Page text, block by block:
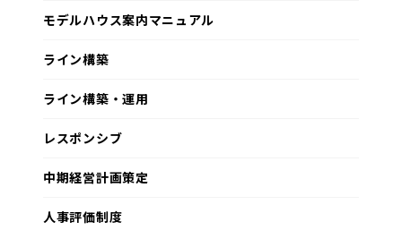
モデルハウス案内マニュアル
ライン構築
ライン構築・運用
レスポンシブ
中期経営計画策定
人事評価制度